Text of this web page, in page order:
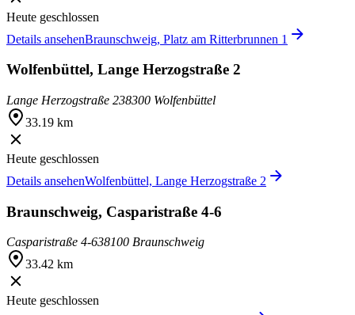
Heute geschlossen
Details ansehenBraunschweig, Platz am Ritterbrunnen 1
Wolfenbüttel, Lange Herzogstraße 2
Lange Herzogstraße 238300 Wolfenbüttel
33.19 km
Heute geschlossen
Details ansehenWolfenbüttel, Lange Herzogstraße 2
Braunschweig, Casparistraße 4-6
Casparistraße 4-638100 Braunschweig
33.42 km
Heute geschlossen